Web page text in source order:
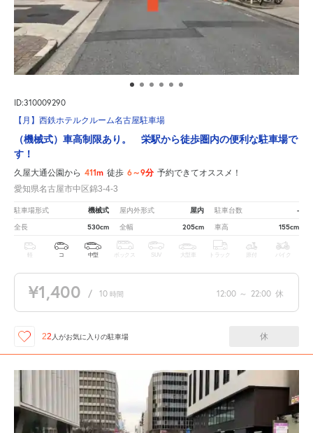
ID:310009290
【月】西鉄ホテルクルーム名古屋駐車場
（機械式）車高制限あり。 栄駅から徒歩圏内の便利な駐車場で
す！
久屋大通公園から 411m 徒歩 6～9分 予約できてオススメ！
愛知県名古屋市中区錦3-4-3
駐車場形式 機械式 屋内外形式 屋内 駐車台数 -
全長 530cm 全幅 205cm 車高 155cm
軽 コ 中型 ボックス SUV 大型車 トラック 原付 バイク
¥1,400 / 10 時間 12:00 ～ 22:00 休
22 人がお気に入りの駐車場 休